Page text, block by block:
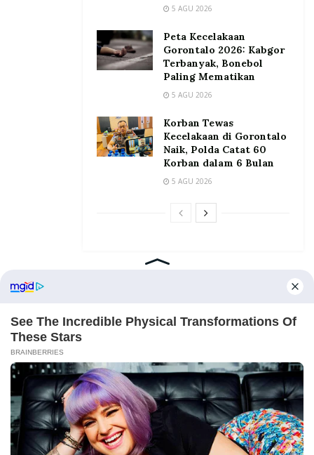
5 AGU 2026
Peta Kecelakaan
Gorontalo 2026: Kabgor
Terbanyak, Bonebol
Paling Mematikan
5 AGU 2026
Korban Tewas
Kecelakaan di Gorontalo
Naik, Polda Catat 60
Korban dalam 6 Bulan
5 AGU 2026
Home Tentang Kontak Redaksi Pedoman Media Siber
©2026 Prosesnews.id. All Rights Reserved.